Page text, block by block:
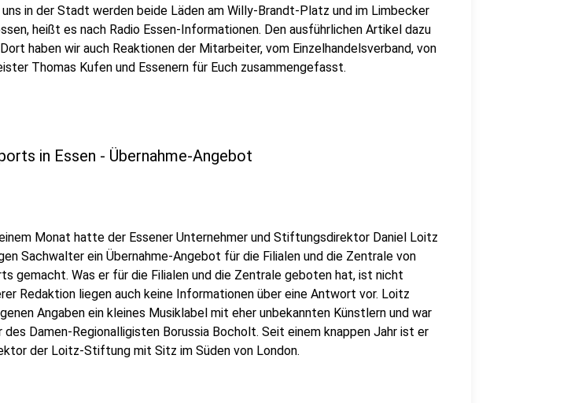
in der Stadt werden beide Läden am Willy-Brandt-Platz und im Limbecker
heißt es nach Radio Essen-Informationen. Den ausführlichen Artikel dazu
haben wir auch Reaktionen der Mitarbeiter, vom Einzelhandelsverband, von
Thomas Kufen und Essenern für Euch zusammengefasst.
in Essen - Übernahme-Angebot
Monat hatte der Essener Unternehmer und Stiftungsdirektor Daniel Loitz
Sachwalter ein Übernahme-Angebot für die Filialen und die Zentrale von
gemacht. Was er für die Filialen und die Zentrale geboten hat, ist nicht
Redaktion liegen auch keine Informationen über eine Antwort vor. Loitz
Angaben ein kleines Musiklabel mit eher unbekannten Künstlern und war
des Damen-Regionalligisten Borussia Bocholt. Seit einem knappen Jahr ist er
der Loitz-Stiftung mit Sitz im Süden von London.